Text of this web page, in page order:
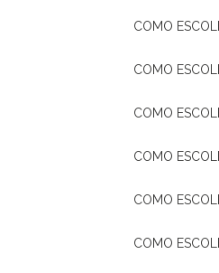
COMO
COMO
COMO
COMO
COMO
COMO